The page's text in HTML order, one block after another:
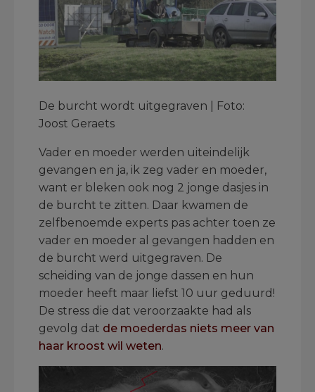
De burcht wordt uitgegraven | Foto:
Joost Geraets
Vader en moeder werden uiteindelijk
gevangen en ja, ik zeg vader en moeder,
want er bleken ook nog 2 jonge dasjes in
de burcht te zitten. Daar kwamen de
zelfbenoemde experts pas achter toen ze
vader en moeder al gevangen hadden en
de burcht werd uitgegraven. De
scheiding van de jonge dassen en hun
moeder heeft maar liefst 10 uur geduurd!
De stress die dat veroorzaakte had als
gevolg dat de moederdas niets meer van
haar kroost wil weten.